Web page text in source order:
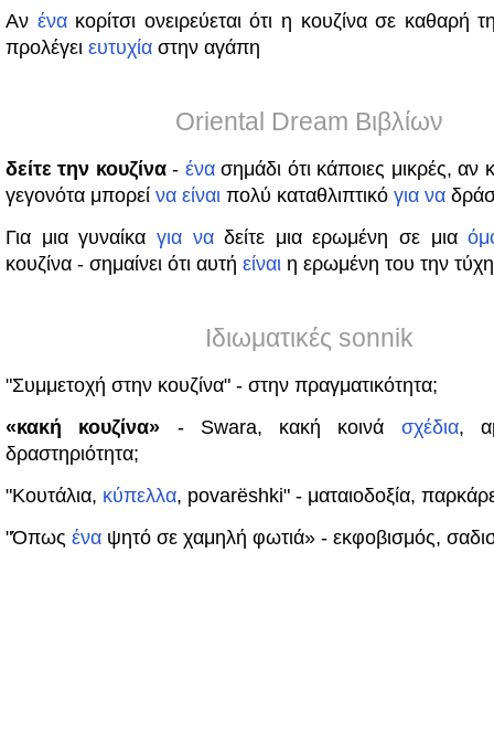
Αν ένακορίτσι ονειρεύεται ότι η κουζίνα σε καθαρή
προλέγει ευτυχία στην αγάπη
Oriental Dream Βιβλίων
δείτε την κουζίνα- ένασημάδι ότι κάποιες μικρές, αν
γεγονότα μπορεί να είναι πολύ καταθλιπτικό για να
Για μια γυναίκα για ναδείτε μια ερωμένη σε μια
κουζίνα - σημαίνει ότι αυτή είναι η ερωμένη του την
Ιδιωματικές sonnik
"Συμμετοχή στην κουζίνα" - στην πραγματικότητα;
«κακή κουζίνα» - Swara, κακή κοινά σχέδια,
δραστηριότητα;
"Κουτάλια, κύπελλα, povarёshki" - ματαιοδοξία,
"Όπως ένα ψητό σε χαμηλή φωτιά» - εκφοβισμός,